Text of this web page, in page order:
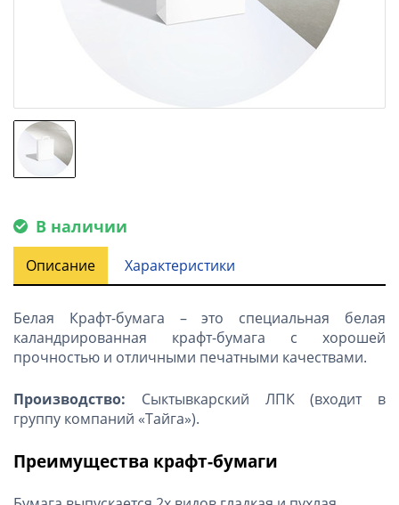
В наличии
Описание Характеристики
Белая Крафт-бумага – это специальная белая
каландрированная крафт-бумага с хорошей
прочностью и отличными печатными качествами.
Производство: Сыктывкарский ЛПК (входит в
группу компаний «Тайга»).
Преимущества крафт-бумаги